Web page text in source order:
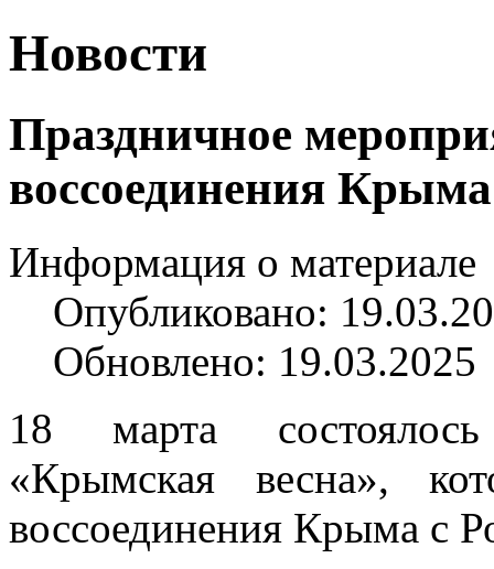
Новости
Праздничное
воссоединения Крыма
Информация о материале
Опубликовано:
Обновлено: 19.03.2025
18 марта
«Крымская весна»,
воссоединения Крыма с